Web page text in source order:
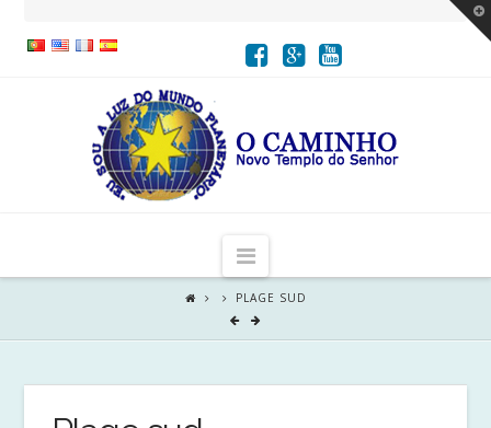
Navigation
PLAGE SUD